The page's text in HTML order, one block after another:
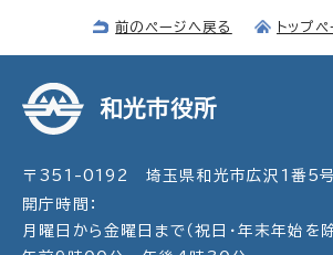
前のページへ戻る トップ
和光市役所
〒351-0192 埼玉県和光市広沢1番5号
開庁時間：
月曜日から金曜日まで（祝日・年末年始を除